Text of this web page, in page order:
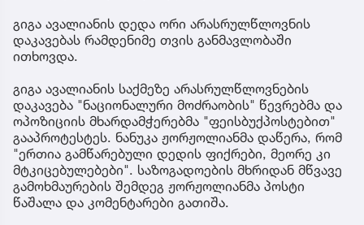
გიგა ავალიანის დედა ორი არასრულწლოვნის
დაკავებას რამდენიმე თვის განმავლობაში
ითხოვდა.
გიგა ავალიანის საქმეზე არასრულწლოვნების
დაკავება "ნაციონალური მოძრაობის" წევრებმა და
ოპოზიციის მხარდამჭერებმა "ფეისბუქპოსტებით"
გააპროტესტეს. ნანუკა ჟორჟოლიანმა დაწერა, რომ
"ერთია გამწარებული დედის ფიქრები, მეორე კი
მტკიცებულებები". საზოგადოების მხრიდან მწვავე
გამოხმაურების შემდეგ ჟორჟოლიანმა პოსტი
წაშალა და კომენტარები გათიშა.